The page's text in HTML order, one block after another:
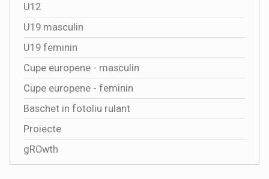
U12
U19 masculin
U19 feminin
Cupe europene - masculin
Cupe europene - feminin
Baschet in fotoliu rulant
Proiecte
gROwth